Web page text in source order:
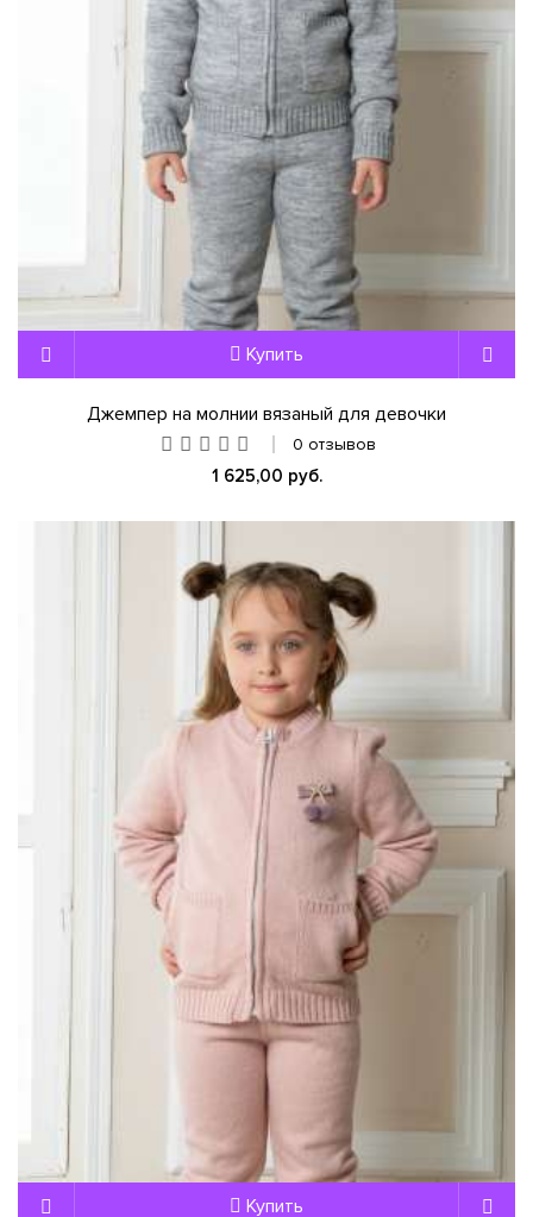
Купить
Джемпер на молнии вязаный для девочки
0 отзывов
1 625,00 руб.
Купить